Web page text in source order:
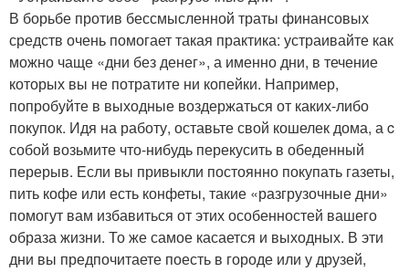
В борьбе против бессмысленной траты финансовых
средств очень помогает такая практика: устраивайте как
можно чаще «дни без денег», а именно дни, в течение
которых вы не потратите ни копейки. Например,
попробуйте в выходные воздержаться от каких-либо
покупок. Идя на работу, оставьте свой кошелек дома, а c
собой возьмите что-нибудь перекусить в обеденный
перерыв. Если вы привыкли постоянно покупать газеты,
пить кофе или есть конфеты, такие «разгрузочные дни»
помогут вам избавиться от этих особенностей вашего
образа жизни. То же самое касается и выходных. В эти
дни вы предпочитаете поесть в городе или у друзей,